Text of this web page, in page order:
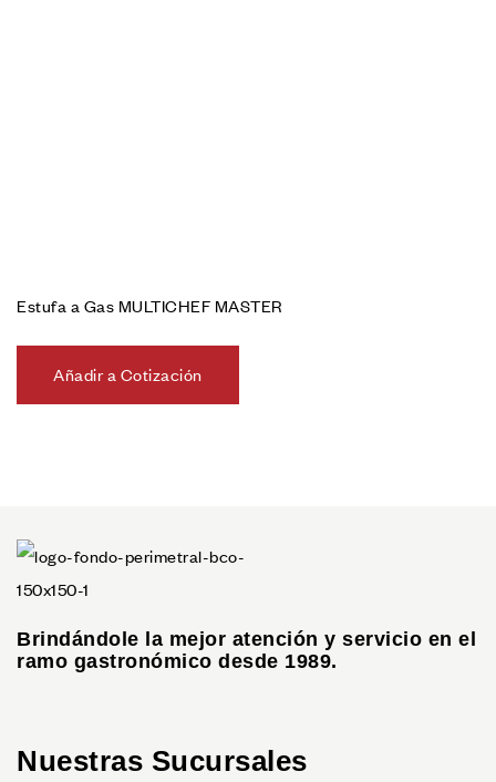
Estufa a Gas MULTICHEF MASTER
Añadir a Cotización
Brindándole la mejor atención y servicio en el
ramo gastronómico desde 1989.
Nuestras Sucursales